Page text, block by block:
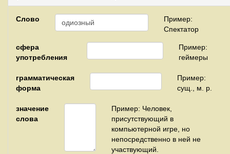
Слово
Пример:
Спектатор
сфера
употребления
Пример:
геймеры
грамматическая
форма
Пример:
сущ., м. р.
значение
слова
Пример: Человек,
присутствующий в
компьютерной игре, но
непосредственно в ней не
участвующий.